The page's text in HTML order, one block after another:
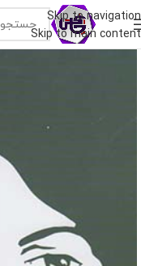
Skip to navigation
Skip to main content